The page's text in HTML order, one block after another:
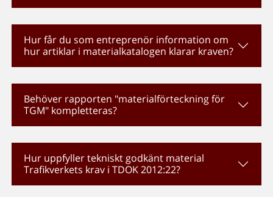
Hur får du som entreprenör information om
hur artiklar i materialkatalogen klarar kraven?
Behöver rapporten "materialförteckning för
TGM" kompletteras?
Hur uppfyller tekniskt godkänt material
Trafikverkets krav i TDOK 2012:22?